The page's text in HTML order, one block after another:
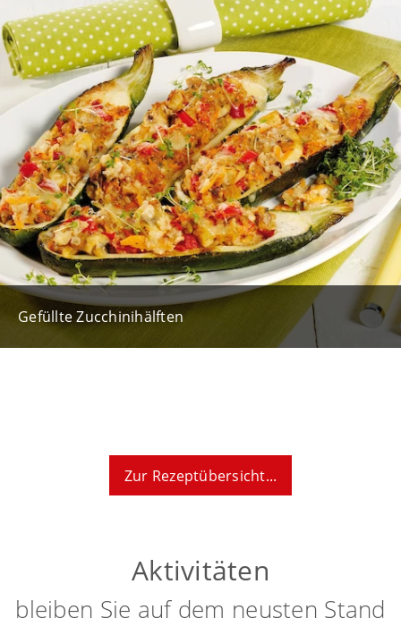
Gefüllte Zucchinihälften
Zur Rezeptübersicht...
Aktivitäten
bleiben Sie auf dem neusten Stand